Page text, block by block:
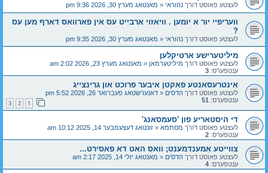
לעצטע פאוסט דורך נהוראי « מאנטאג מערץ 30, 2026 9:36 pm
וועריפיי יור א יומען . וויאזוי ארבייט עס אין פארוואס דארף מען עס
?
לעצטע פאוסט דורך נהוראי « מאנטאג מערץ 30, 2026 9:35 pm
מיליטערישע ארטיקלען
לעצטע פאוסט דורך מיליטערמאן « מאנטאג מערץ 23, 2026 2:02 am
ענטפערס: 3
אינטרעסאנטע פאקטן איבער פרוכט און גרינצייג
לעצטע פאוסט דורך הדסים « דאנערשטאג פעברואר 26, 2026 5:52 pm
ענטפערס: 51
1
2
3
די היסטאריע פון 'סעמסאנג'
לעצטע פאוסט דורך מסתמא « זונטאג דעצעמבער 14, 2025 10:12 am
ענטפערס: 2
צווייטע אַמענדמענט; וואס האט דא פאסירט...
לעצטע פאוסט דורך הדסים « מאנטאג יולי 14, 2025 2:17 am
ענטפערס: 4